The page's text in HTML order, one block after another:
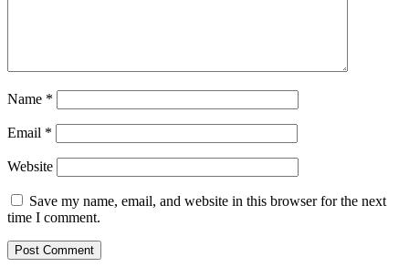
Name *
Email *
Website
Save my name, email, and website in this browser for the next
time I comment.